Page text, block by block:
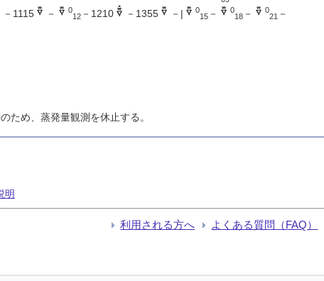
－1115 － 0
12－1210 －1355 －| 0
15－ 0
18－ 0
21 －
ため、蒸発量観測を休止する。
明
利用される方へ よくある質問（FAQ）